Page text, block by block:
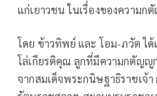
แก่เยาวชน ในเรื่องของความ
โดย ข้าวทิพย์ และ โอม-ภวัต ไ
โล่เกียรติคุณ ลูกที่มีความกตัญญู
จากสมเด็จพระกนิษฐาธิราชเจ้